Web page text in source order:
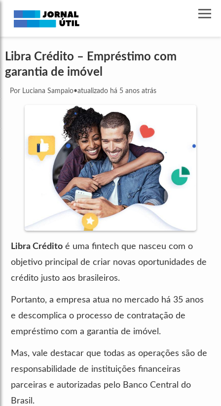
Libra Crédito – Empréstimo com
garantia de imóvel
Por Luciana Sampaio•atualizado há 5 anos atrás
Libra Crédito é uma fintech que nasceu com o
objetivo principal de criar novas oportunidades de
crédito justo aos brasileiros.
Portanto, a empresa atua no mercado há 35 anos
e descomplica o processo de contratação de
empréstimo com a garantia de imóvel.
Mas, vale destacar que todas as operações são de
responsabilidade de instituições financeiras
parceiras e autorizadas pelo Banco Central do
Brasil.